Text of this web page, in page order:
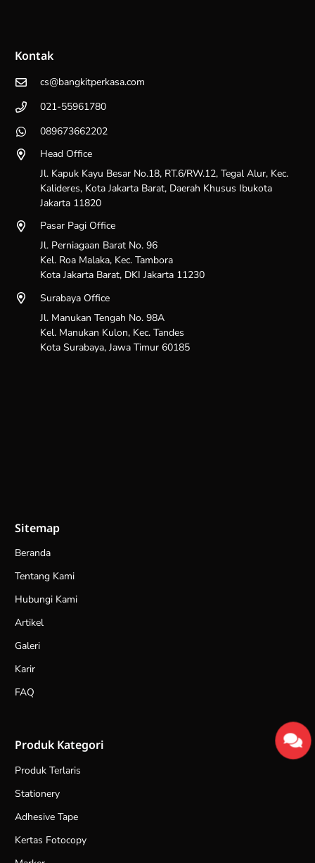
Kontak
cs@bangkitperkasa.com
021-55961780
089673662202
Head Office
Jl. Kapuk Kayu Besar No.18, RT.6/RW.12, Tegal Alur, Kec.
Kalideres, Kota Jakarta Barat, Daerah Khusus Ibukota
Jakarta 11820
Pasar Pagi Office
Jl. Perniagaan Barat No. 96
Kel. Roa Malaka, Kec. Tambora
Kota Jakarta Barat, DKI Jakarta 11230
Surabaya Office
Jl. Manukan Tengah No. 98A
Kel. Manukan Kulon, Kec. Tandes
Kota Surabaya, Jawa Timur 60185
Sitemap
Beranda
Tentang Kami
Hubungi Kami
Artikel
Galeri
Karir
FAQ
Produk Kategori
Produk Terlaris
Stationery
Adhesive Tape
Kertas Fotocopy